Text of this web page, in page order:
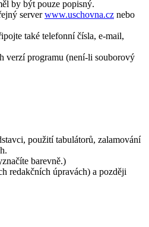
by být pouze popisný.
serverwww.uschovna.cz nebo
také telefonní čísla, e-mail,
verzí programu (není-li souborový
použití tabulátorů, zalamování
barevně.)
redakčních úpravách) a později